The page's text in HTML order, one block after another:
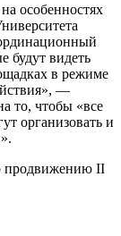
особенностях
будут видеть
в режиме
—
то, чтобы «все
организовать и